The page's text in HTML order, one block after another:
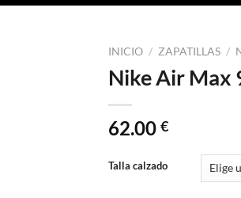
INICIO / ZAPATILLAS /
Nike Air Max
62.00 €
Talla calzado